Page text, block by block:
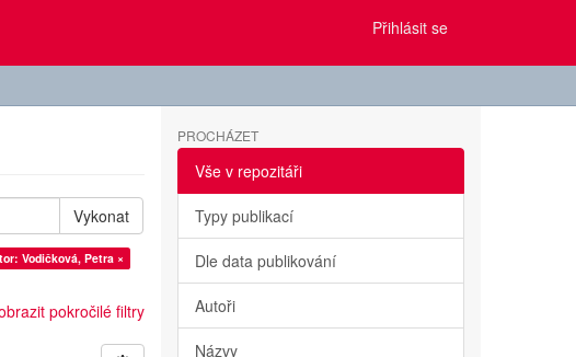
Přihlásit se
Vykonat
Vodičková, Petra ×
pokročilé filtry
PROCHÁZET
Vše v repozitáři
Typy publikací
Dle data publikování
Autoři
Názvy